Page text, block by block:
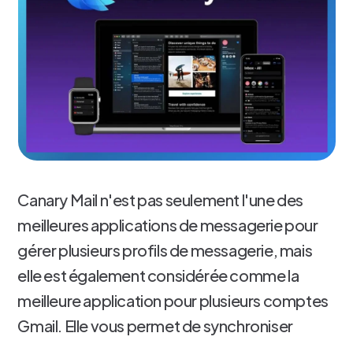
Canary Mail n'est pas seulement l'une des
meilleures applications de messagerie pour
gérer plusieurs profils de messagerie, mais
elle est également considérée comme la
meilleure application pour plusieurs comptes
Gmail. Elle vous permet de synchroniser